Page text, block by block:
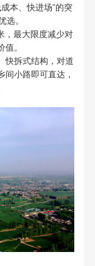
本、快进场”的突
优选。
，最大限度减少对
。
快拆式结构，对道
小路即可直达，